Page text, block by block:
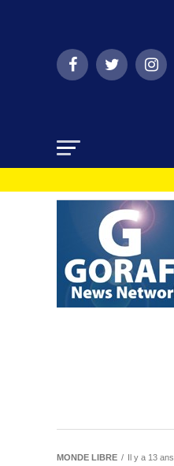
MONDE LIBRE Il y a 13 ans